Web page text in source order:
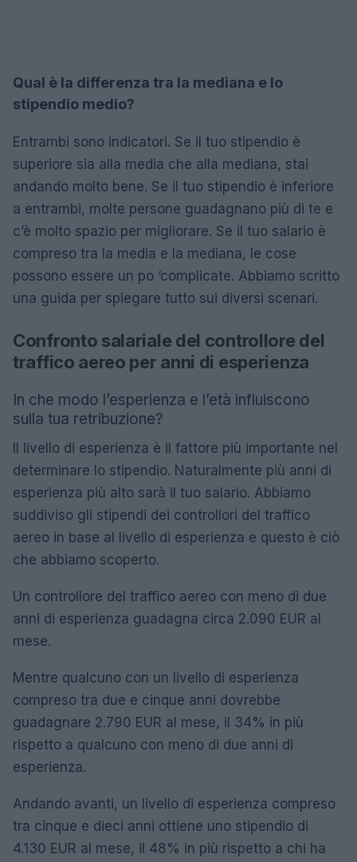
Qual è la differenza tra la mediana e lo
stipendio medio?
Entrambi sono indicatori. Se il tuo stipendio è
superiore sia alla media che alla mediana, stai
andando molto bene. Se il tuo stipendio è inferiore
a entrambi, molte persone guadagnano più di te e
c’è molto spazio per migliorare. Se il tuo salario è
compreso tra la media e la mediana, le cose
possono essere un po ‘complicate. Abbiamo scritto
una guida per spiegare tutto sui diversi scenari.
Confronto salariale del controllore del
traffico aereo per anni di esperienza
In che modo l’esperienza e l’età influiscono
sulla tua retribuzione?
Il livello di esperienza è il fattore più importante nel
determinare lo stipendio. Naturalmente più anni di
esperienza più alto sarà il tuo salario. Abbiamo
suddiviso gli stipendi dei controllori del traffico
aereo in base al livello di esperienza e questo è ciò
che abbiamo scoperto.
Un controllore del traffico aereo con meno di due
anni di esperienza guadagna circa 2.090 EUR al
mese.
Mentre qualcuno con un livello di esperienza
compreso tra due e cinque anni dovrebbe
guadagnare 2.790 EUR al mese, il 34% in più
rispetto a qualcuno con meno di due anni di
esperienza.
Andando avanti, un livello di esperienza compreso
tra cinque e dieci anni ottiene uno stipendio di
4.130 EUR al mese, il 48% in più rispetto a chi ha